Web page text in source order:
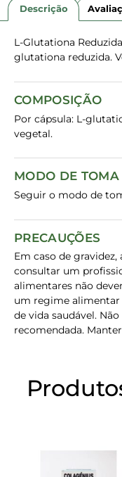
Descrição
L-Glutationa
glutationa reduzida.
COMPOSIÇÃO
Por cápsula: L-
vegetal.
MODO DE TOMA
Seguir o modo de
PRECAUÇÕES
Em caso de
consultar um
alimentares não
um regime alimentar
de vida saudável.
recomendada.